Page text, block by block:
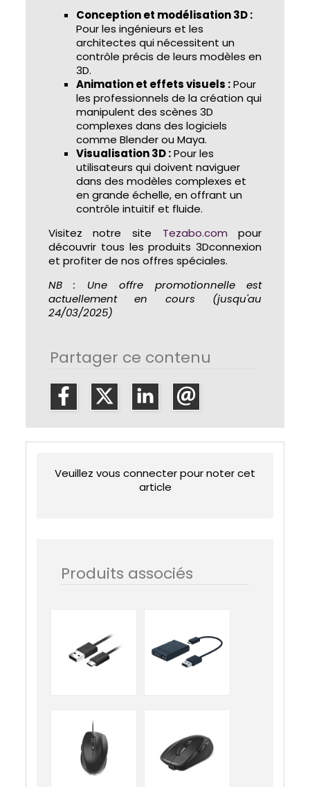
Conception et modélisation 3D :
Pour les ingénieurs et les
architectes qui nécessitent un
contrôle précis de leurs modèles en
3D.
Animation et effets visuels :Pour
les professionnels de la création qui
manipulent des scènes 3D
complexes dans des logiciels
comme Blender ou Maya.
Visualisation 3D :Pour les
utilisateurs qui doivent naviguer
dans des modèles complexes et
en grande échelle, en offrant un
contrôle intuitif et fluide.
Visitez notre site Tezabo.com pour
découvrir tous les produits 3Dconnexion
et profiter de nos offres spéciales.
NB : Une offre promotionnelle est
actuellement en cours (jusqu'au
24/03/2025)
Partager ce contenu
Veuillez vous connecter pour noter cet
article
Produits associés